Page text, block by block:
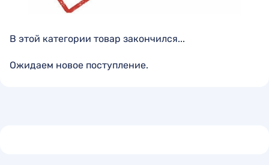
В этой категории товар закончился...
Ожидаем новое поступление.